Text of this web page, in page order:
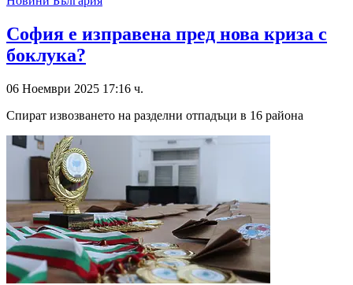
София е изправена пред нова криза с
боклука?
06 Ноември 2025 17:16 ч.
Спират извозването на разделни отпадъци в 16 района